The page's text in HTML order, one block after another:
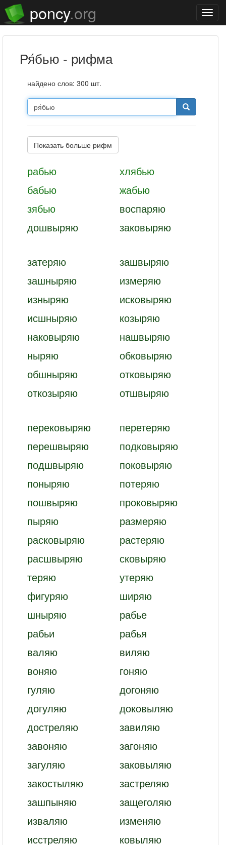
poncy.org
ря́бью - рифма
найдено слов: 300 шт.
Показать больше рифм
рабью
хлябью
бабью
жабью
зябью
воспаряю
дошвыряю
заковыряю
затеряю
зашвыряю
зашныряю
измеряю
изныряю
исковыряю
исшныряю
козыряю
наковыряю
нашвыряю
ныряю
обковыряю
обшныряю
отковыряю
откозыряю
отшвыряю
перековыряю
перетеряю
перешвыряю
подковыряю
подшвыряю
поковыряю
поныряю
потеряю
пошвыряю
проковыряю
пыряю
размеряю
расковыряю
растеряю
расшвыряю
сковыряю
теряю
утеряю
фигуряю
ширяю
шныряю
рабье
рабьи
рабья
валяю
виляю
воняю
гоняю
гуляю
догоняю
догуляю
доковыляю
достреляю
завиляю
завоняю
загоняю
загуляю
заковыляю
закостыляю
застреляю
зашпыняю
защеголяю
изваляю
изменяю
исстреляю
ковыляю